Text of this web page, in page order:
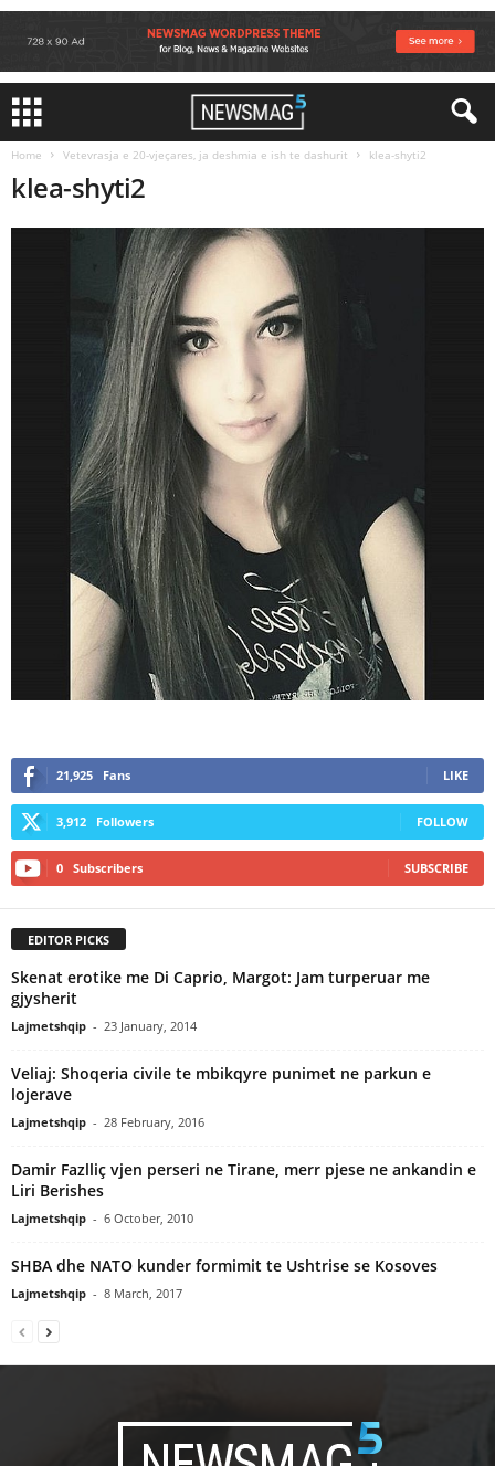
Home Vetevrasja e 20-vjeçares, ja deshmia e ish te dashurit klea-shyti2
klea-shyti2
21,925 Fans LIKE
3,912 Followers FOLLOW
0 Subscribers SUBSCRIBE
EDITOR PICKS
Skenat erotike me Di Caprio, Margot: Jam turperuar me
gjysherit
Lajmetshqip - 23 January, 2014
Veliaj: Shoqeria civile te mbikqyre punimet ne parkun e
lojerave
Lajmetshqip - 28 February, 2016
Damir Fazlliç vjen perseri ne Tirane, merr pjese ne ankandin e
Liri Berishes
Lajmetshqip - 6 October, 2010
SHBA dhe NATO kunder formimit te Ushtrise se Kosoves
Lajmetshqip - 8 March, 2017